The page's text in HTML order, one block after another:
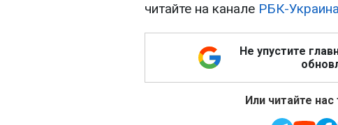
читайте на канале РБК-
Не упустите
Или читайте